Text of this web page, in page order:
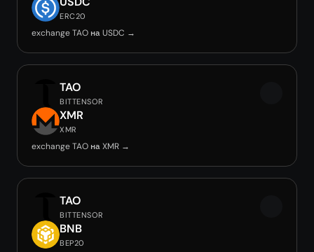
ERC20
exchange TAO на USDC →
TAO
BITTENSOR
XMR
XMR
exchange TAO на XMR →
TAO
BITTENSOR
BNB
BEP20